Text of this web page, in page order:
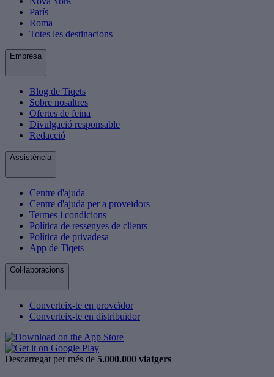
París
Roma
Totes les destinacions
Empresa
Blog de Tiqets
Sobre nosaltres
Ofertes de feina
Divulgació responsable
Redacció
Assistència
Centre d'ajuda
Centre d'ajuda per a proveïdors
Termes i condicions
Política de ressenyes de clients
Política de privadesa
App de Tiqets
Col·laboracions
Converteix-te en proveïdor
Converteix-te en distribuïdor
Descarregat per més de 5.000.000 viatgers